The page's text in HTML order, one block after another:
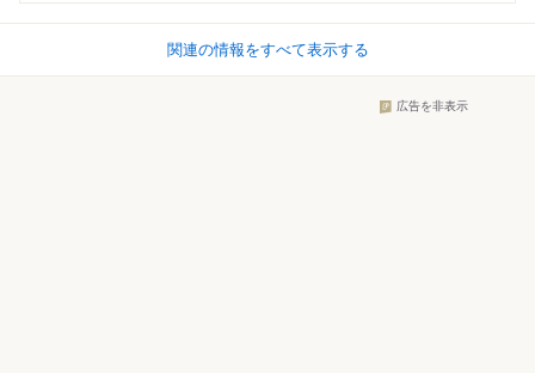
関連の情報をすべて表示する
広告を非表示